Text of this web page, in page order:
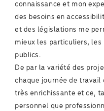
connaissance et mon
des besoins en
et des législations me
mieux les particuliers,
publics.
De par la variété des
chaque journée de
très enrichissante et ce,
personnel que